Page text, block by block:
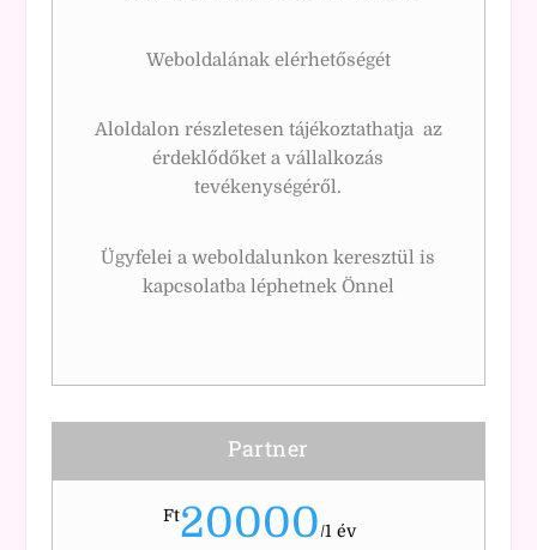
Weboldalának elérhetőségét
Aloldalon részletesen tájékoztathatja az
érdeklődőket a vállalkozás
tevékenységéről.
Ügyfelei a weboldalunkon keresztül is
kapcsolatba léphetnek Önnel
Partner
Ft20000/1 év